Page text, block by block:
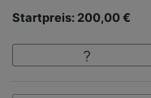
Startpreis: 200,00 €